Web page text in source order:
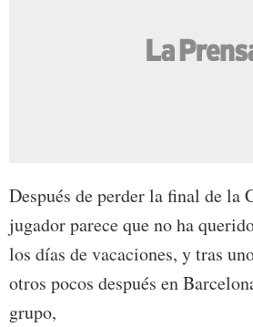
Después de perder la final de la
jugador parece que no ha
los días de vacaciones, y tras
otros pocos después en
grupo,